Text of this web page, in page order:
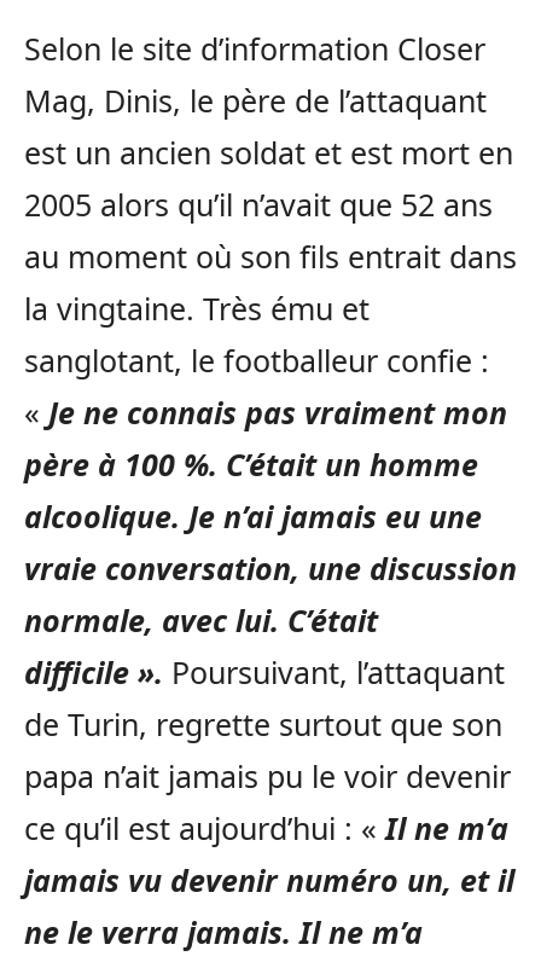
Selon le site d’information Closer
Mag, Dinis, le père de l’attaquant
est un ancien soldat et est mort en
2005 alors qu’il n’avait que 52 ans
au moment où son fils entrait dans
la vingtaine. Très ému et
sanglotant, le footballeur confie :
« Je ne connais pas vraiment mon
père à 100 %. C’était un homme
alcoolique. Je n’ai jamais eu une
vraie conversation, une discussion
normale, avec lui. C’était
difficile ». Poursuivant, l’attaquant
de Turin, regrette surtout que son
papa n’ait jamais pu le voir devenir
ce qu’il est aujourd’hui : «Il ne m’a
jamais vu devenir numéro un, et il
ne le verra jamais. Il ne m’a